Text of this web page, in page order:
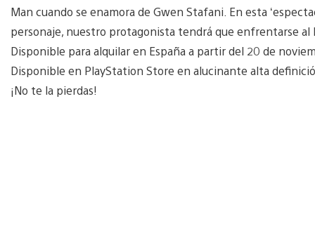
Man cuando se enamora de Gwen Stafani. En esta
personaje, nuestro protagonista tendrá que enfrentarse al
Disponible para alquilar en España a partir del 20 de
Disponible en PlayStation Store en alucinante alta
¡No te la pierdas!